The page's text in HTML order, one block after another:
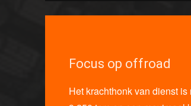
Focus op offroad
Het krachthonk van dienst